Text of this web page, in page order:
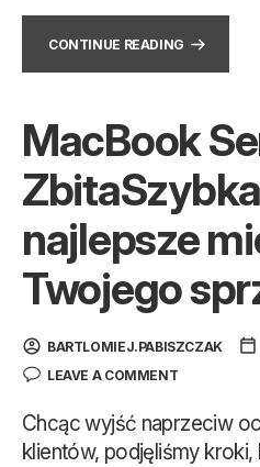
CONTINUE READING
MacBook
najlepsze
Twojego
BARTLOMIEJ.PABISZCZAK
LEAVE A COMMENT
Chcąc wyjść naprzeciw
klientów, podjęliśmy